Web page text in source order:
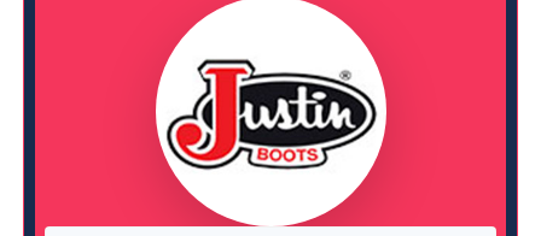
28
AUG
8
NOV